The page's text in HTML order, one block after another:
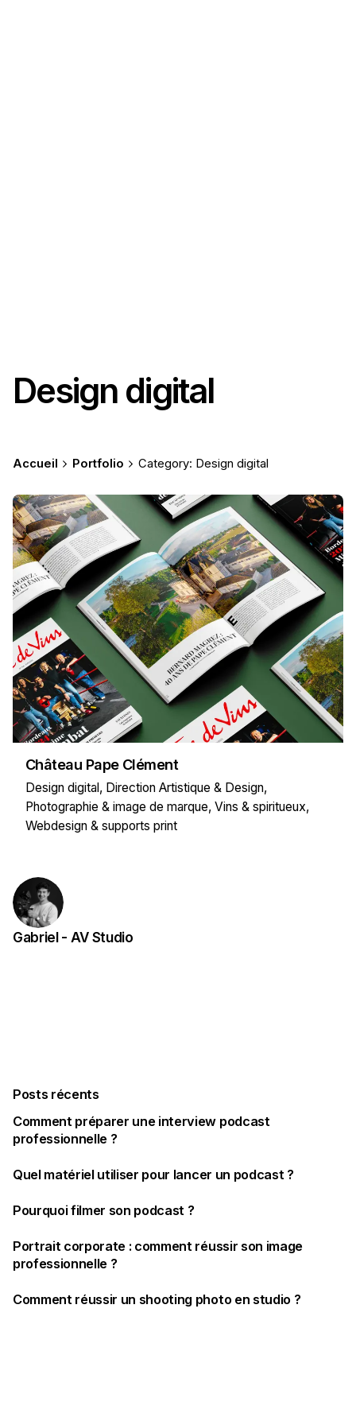
Design digital
Accueil Portfolio Category: Design digital
Gabriel - AV Studio
Posts récents
Comment préparer une interview podcast
professionnelle ?
Quel matériel utiliser pour lancer un podcast ?
Pourquoi filmer son podcast ?
Portrait corporate : comment réussir son image
professionnelle ?
Comment réussir un shooting photo en studio ?
Château Pape Clément
Design digital Direction Artistique & Design
Photographie & image de marque Vins & spiritueux
Webdesign & supports print